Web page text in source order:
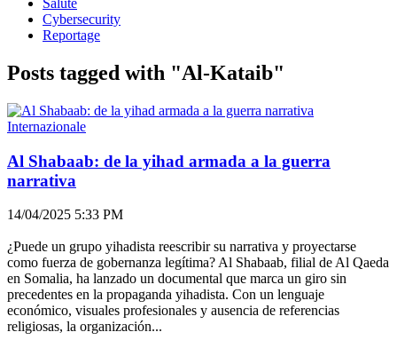
Salute
Cybersecurity
Reportage
Posts tagged with "Al-Kataib"
Internazionale
Al Shabaab: de la yihad armada a la guerra
narrativa
14/04/2025 5:33 PM
¿Puede un grupo yihadista reescribir su narrativa y proyectarse
como fuerza de gobernanza legítima? Al Shabaab, filial de Al Qaeda
en Somalia, ha lanzado un documental que marca un giro sin
precedentes en la propaganda yihadista. Con un lenguaje
económico, visuales profesionales y ausencia de referencias
religiosas, la organización...